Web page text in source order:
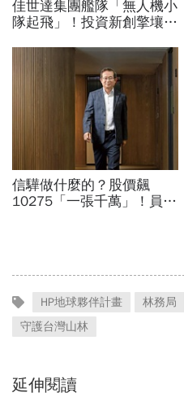
佳世達集團艦隊「無人機小
隊起飛」！投資新創擎壤、
兵：鎖定美日頂級客戶切入
信驊做什麼的？股價飆
10275「一張千萬」！員工
HP地球夥伴計畫 林務局
守護台灣山林
延伸閱讀